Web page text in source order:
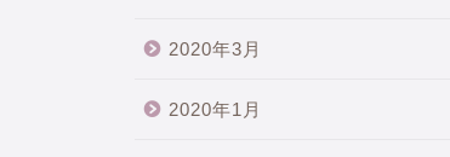
2020年3月
2020年1月